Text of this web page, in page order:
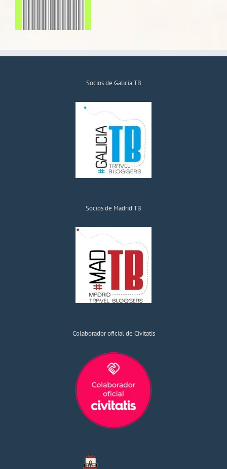
Socios de Galicia TB
Socios de Madrid TB
Colaborador oficial de Civitatis